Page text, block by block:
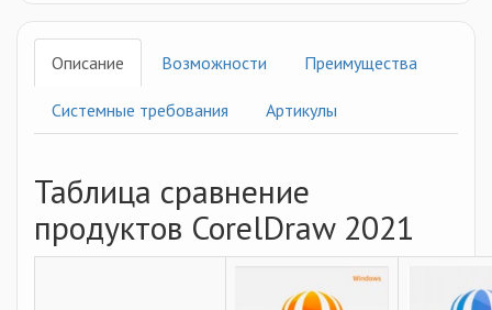
Описание Возможности Преимущества
Системные требования Артикулы
Таблица сравнение
продуктов CorelDraw 2021